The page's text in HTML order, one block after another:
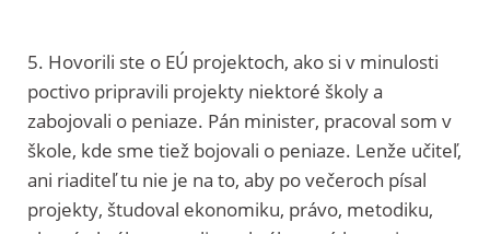
5. Hovorili ste o EÚ projektoch, ako si v minulosti
poctivo pripravili projekty niektoré školy a
zabojovali o peniaze. Pán minister, pracoval som v
škole, kde sme tiež bojovali o peniaze. Lenže učiteľ,
ani riaditeľ tu nie je na to, aby po večeroch písal
projekty, študoval ekonomiku, právo, metodiku,